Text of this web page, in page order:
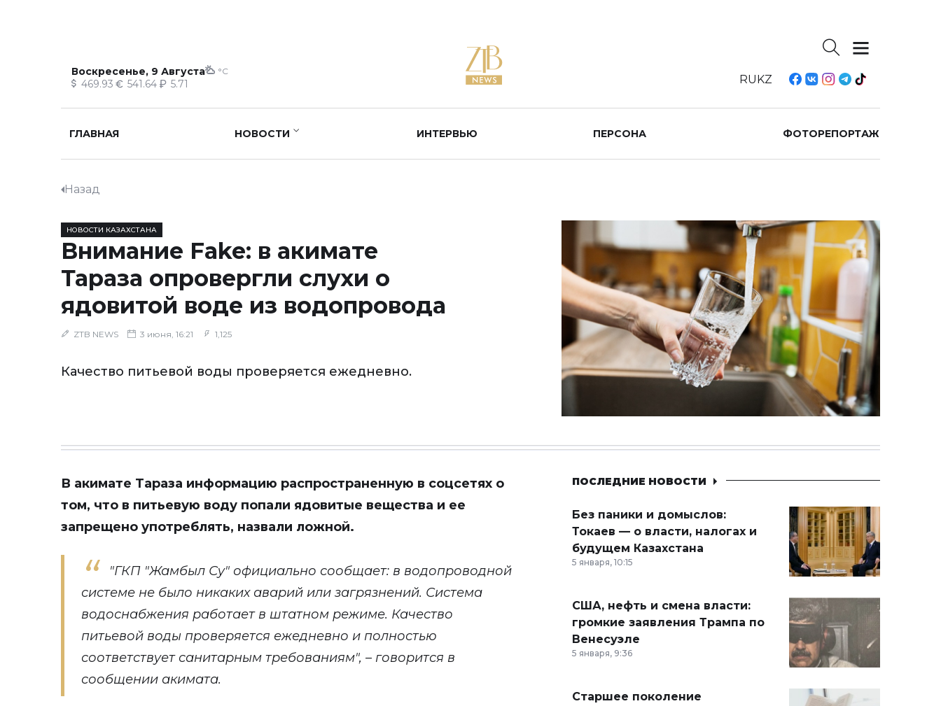
Воскресенье, 9 Августа °C
469.93 541.64 5.71 RUKZ
ГЛАВНАЯ НОВОСТИ ИНТЕРВЬЮ ПЕРСОНА ФОТОРЕПОРТАЖ
Назад
НОВОСТИ КАЗАХСТАНА
Внимание Fake: в акимате
Тараза опровергли слухи о
ядовитой воде из водопровода
ZTB NEWS 3 июня, 16:21 1,125
Качество питьевой воды проверяется ежедневно.
В акимате Тараза информацию распространенную в соцсетях о
том, что в питьевую воду попали ядовитые вещества и ее
запрещено употреблять, назвали ложной.
"ГКП "Жамбыл Су" официально сообщает: в водопроводной
системе не было никаких аварий или загрязнений. Система
водоснабжения работает в штатном режиме. Качество
питьевой воды проверяется ежедневно и полностью
соответствует санитарным требованиям", – говорится в
сообщении акимата.
ПОСЛЕДНИЕ НОВОСТИ
Без паники и домыслов:
Токаев — о власти, налогах и
будущем Казахстана
5 января, 10:15
США, нефть и смена власти:
громкие заявления Трампа по
Венесуэле
5 января, 9:36
Старшее поколение